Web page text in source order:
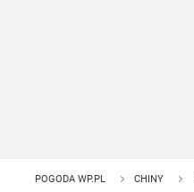
POGODA WP.PL CHINY